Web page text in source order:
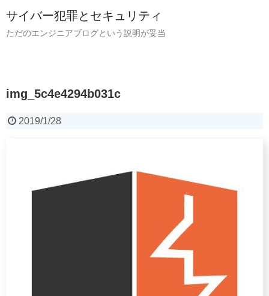
サイバー犯罪とセキュリティ
ただのエンジニアブログという説明が妥当
img_5c4e4294b031c
2019/1/28